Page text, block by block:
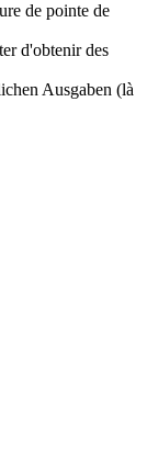
de pointe de
d'obtenir des
Ausgaben (là